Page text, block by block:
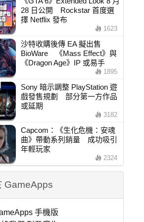
28 日公開 Rockstar 首度選
擇 Netflix 發布
1623
沙特收購後傳 EA 擬出售
BioWare 《Mass Effect》與
《Dragon Age》IP 或易手
1895
Sony 暗示調整 PlayStation 遊
戲發售規劃 部分第一方作品
或延期
3182
Capcom：《生化危機：安魂
曲》帶動系列銷量 成功吸引
年輕玩家
2324
GameApps
手機版